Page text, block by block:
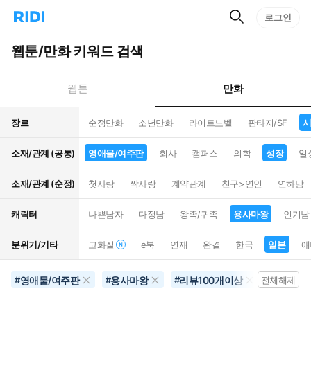
리
홈
으
턴
트
검
로그인
웹툰/만화 키워드 검색
웹툰 만화
장르 순정만화 소년만화 라이트노벨 판타지/SF
소재/관계 (공통) 영애물/여주판 회사 캠퍼스 의학 성장 일
소재/관계 (순정) 첫사랑 짝사랑 계약관계 친구>연인 연하남
캐릭터 나쁜남자 다정남 왕족/귀족 용사마왕 인기남
분위기/기타 고화질 e북 연재 완결 한국 일본
#영애물/여주판 #용사마왕 #리뷰100개이상 #삼각로
전체해제